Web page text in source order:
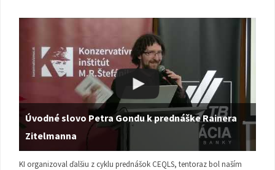
Úvodné slovo Petra Gondu k prednáške Rainera
Zitelmanna
KI organizoval ďalšiu z cyklu prednášok CEQLS, tentoraz bol naším